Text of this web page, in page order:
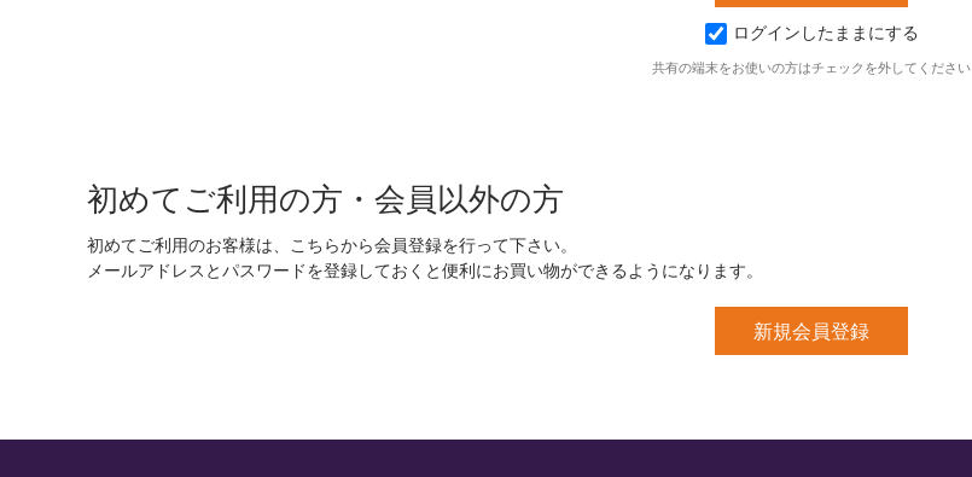
ログインしたままにする
共有の端末をお使いの方はチェックを外してください
初めてご利用の方・会員以外の方
初めてご利用のお客様は、こちらから会員登録を行って下さい。
メールアドレスとパスワードを登録しておくと便利にお買い物ができるようになります。